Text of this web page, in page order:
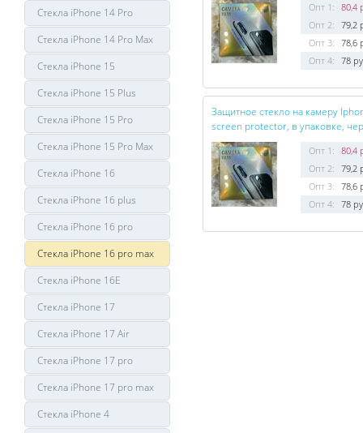
Стекла iPhone 14 Pro
Стекла iPhone 14 Pro Max
Стекла iPhone 15
Стекла iPhone 15 Plus
Стекла iPhone 15 Pro
Стекла iPhone 15 Pro Max
Стекла iPhone 16
Стекла iPhone 16 plus
Стекла iPhone 16 pro
Стекла iPhone 16 pro max
Стекла iPhone 16E
Стекла iPhone 17
Стекла iPhone 17 Air
Стекла iPhone 17 pro
Стекла iPhone 17 pro max
Стекла iPhone 4
Опт 1: 80,4
Опт 2: 79,2
Опт 3: 78,6
Опт 4: 78
Защитное стекло на камеру
screen protector, в упаковке,
Опт 1: 80,4
Опт 2: 79,2
Опт 3: 78,6
Опт 4: 78